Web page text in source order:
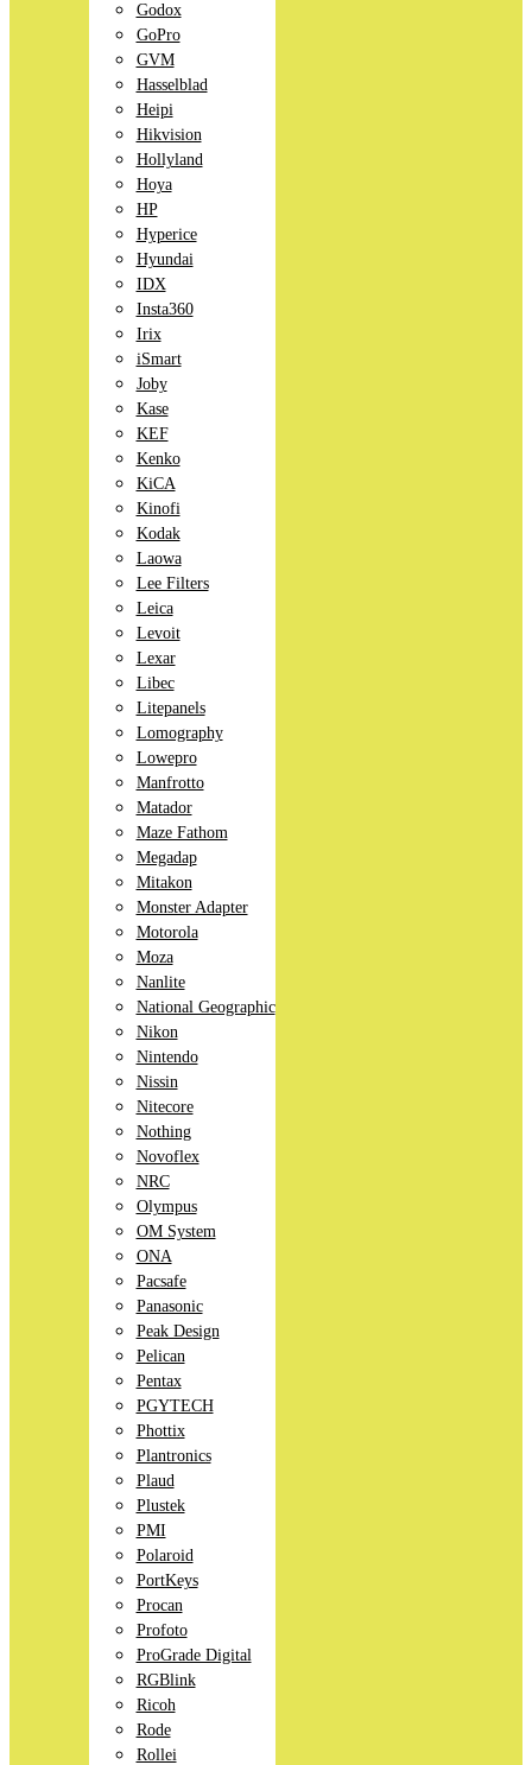
Godox
GoPro
GVM
Hasselblad
Heipi
Hikvision
Hollyland
Hoya
HP
Hyperice
Hyundai
IDX
Insta360
Irix
iSmart
Joby
Kase
KEF
Kenko
KiCA
Kinofi
Kodak
Laowa
Lee Filters
Leica
Levoit
Lexar
Libec
Litepanels
Lomography
Lowepro
Manfrotto
Matador
Maze Fathom
Megadap
Mitakon
Monster Adapter
Motorola
Moza
Nanlite
National Geographic
Nikon
Nintendo
Nissin
Nitecore
Nothing
Novoflex
NRC
Olympus
OM System
ONA
Pacsafe
Panasonic
Peak Design
Pelican
Pentax
PGYTECH
Phottix
Plantronics
Plaud
Plustek
PMI
Polaroid
PortKeys
Procan
Profoto
ProGrade Digital
RGBlink
Ricoh
Rode
Rollei